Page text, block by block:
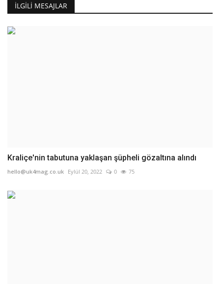
İLGILI MESAJLAR
Kraliçe'nin tabutuna yaklaşan şüpheli gözaltına alındı
hello@uk4mag.co.uk Eylül 20, 2022 0 75